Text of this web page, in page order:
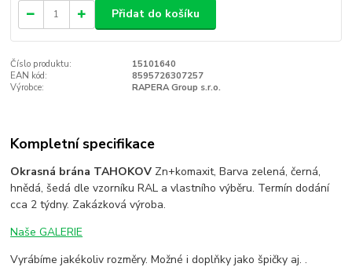
Přidat do košíku
Číslo produktu:
15101640
EAN kód:
8595726307257
Výrobce:
RAPERA Group s.r.o.
Kompletní specifikace
Okrasná brána TAHOKOV Zn+komaxit, Barva zelená, černá,
hnědá, šedá dle vzorníku RAL a vlastního výběru. Termín dodání
cca 2 týdny. Zakázková výroba.
Naše GALERIE
Vyrábíme jakékoliv rozměry. Možné i doplňky jako špičky aj. .